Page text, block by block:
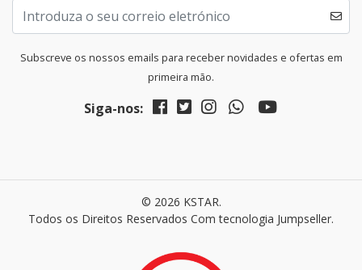
Subscreve os nossos emails para receber novidades e ofertas em
primeira mão.
Siga-nos:
© 2026 KSTAR.
Todos os Direitos Reservados Com tecnologia Jumpseller.